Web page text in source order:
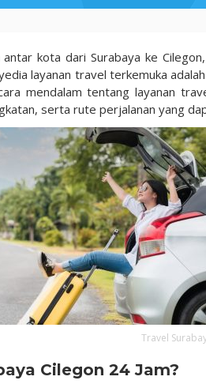
kota dari Surabaya ke
layanan travel terkemuka
mendalam tentang layanan
serta rute perjalanan yang
Travel
Cilegon 24 Jam?